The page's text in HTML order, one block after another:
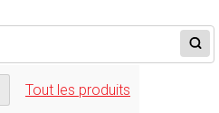
Tout les produits